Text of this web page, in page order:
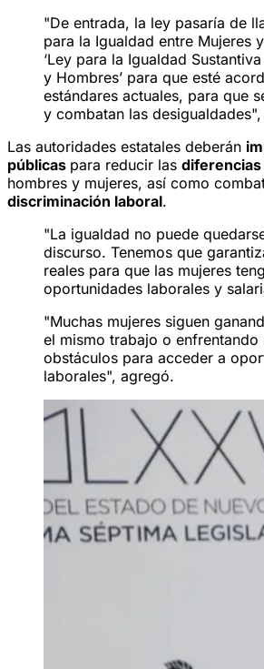
"De entrada, la ley pasaría de
para la Igualdad entre Mujeres
‘Ley para la Igualdad
y Hombres’ para que esté
estándares actuales, para que
y combatan las
Las autoridades estatales deberán
públicas para reducir las diferencias
hombres y mujeres, así como
discriminación laboral.
"La igualdad no puede
discurso. Tenemos que
reales para que las mujeres
oportunidades laborales y
"Muchas mujeres siguen
el mismo trabajo o enfrentando
obstáculos para acceder a
laborales", agregó.